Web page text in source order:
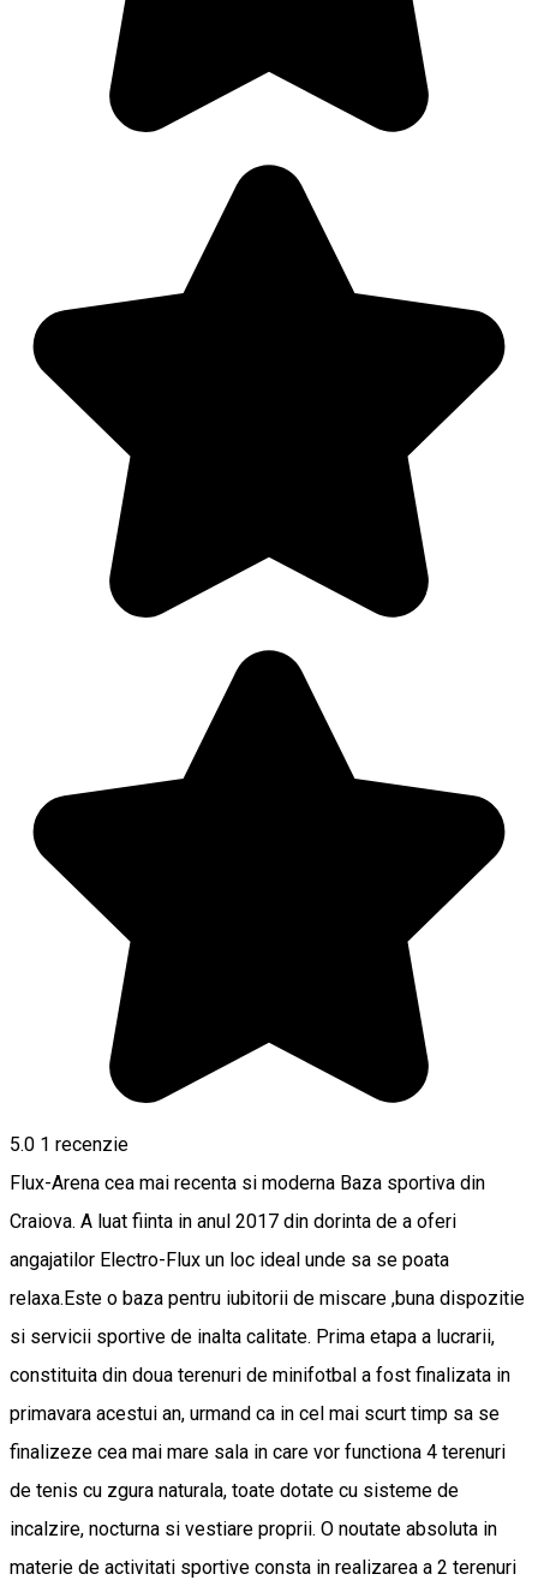
5.0 1 recenzie
Flux-Arena cea mai recenta si moderna Baza sportiva din
Craiova. A luat fiinta in anul 2017 din dorinta de a oferi
angajatilor Electro-Flux un loc ideal unde sa se poata
relaxa.Este o baza pentru iubitorii de miscare ,buna dispozitie
si servicii sportive de inalta calitate. Prima etapa a lucrarii,
constituita din doua terenuri de minifotbal a fost finalizata in
primavara acestui an, urmand ca in cel mai scurt timp sa se
finalizeze cea mai mare sala in care vor functiona 4 terenuri
de tenis cu zgura naturala, toate dotate cu sisteme de
incalzire, nocturna si vestiare proprii. O noutate absoluta in
materie de activitati sportive consta in realizarea a 2 terenuri